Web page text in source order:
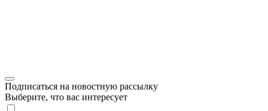
Подписаться на новостную рассылку
Выберите, что вас интересует